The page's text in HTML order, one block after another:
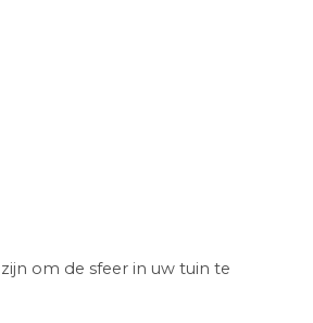
om de sfeer in uw tuin te